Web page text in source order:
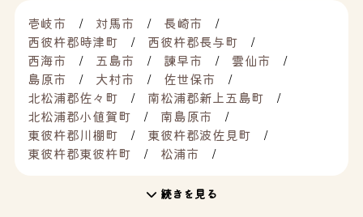
壱岐市 対馬市
長崎市
西彼杵郡時津町
西彼杵郡長与町
西海市
五島市 諫早市
雲仙市
島原市
大村市
佐世保市
北松浦郡佐々町
南松浦郡新上五島町
北松浦郡小値賀町
南島原市
東彼杵郡川棚町
東彼杵郡波佐見町
東彼杵郡東彼杵町
松浦市
続きを見る